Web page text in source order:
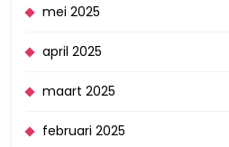
mei 2025
april 2025
maart 2025
februari 2025